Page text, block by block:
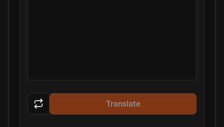
Translate